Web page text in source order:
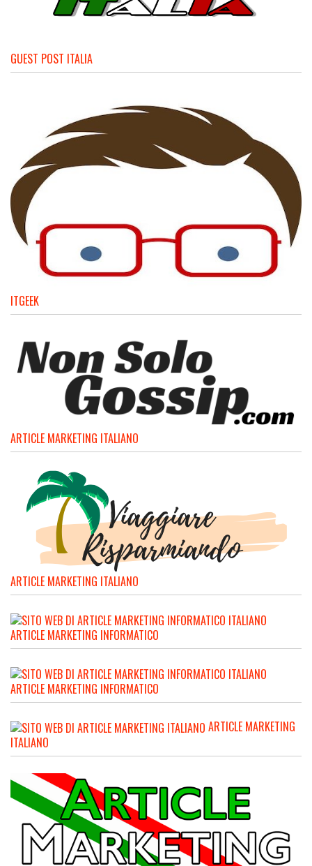
GUEST POST ITALIA
ITGEEK
ARTICLE MARKETING ITALIANO
ARTICLE MARKETING ITALIANO
ARTICLE MARKETING INFORMATICO
ARTICLE MARKETING INFORMATICO
ARTICLE MARKETING
ITALIANO